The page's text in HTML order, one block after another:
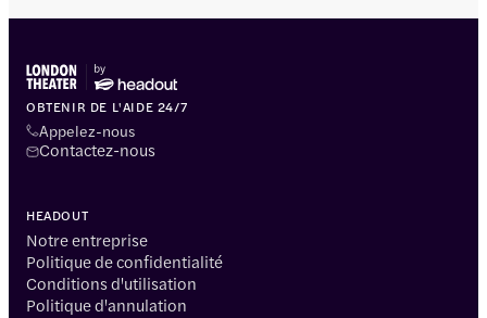
OBTENIR DE L'AIDE 24/7
Appelez-nous
Contactez-nous
HEADOUT
Notre entreprise
Politique de confidentialité
Conditions d'utilisation
Politique d'annulation